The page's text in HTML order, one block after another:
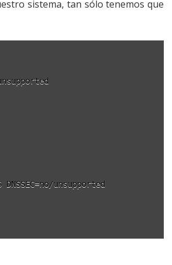
sistema, tan sólo tenemos que
DNSSEC=no/unsupported